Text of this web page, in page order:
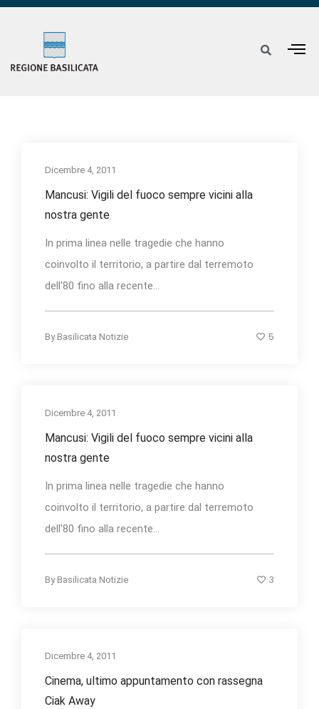
Dicembre 4, 2011
Mancusi: Vigili del fuoco sempre vicini alla
nostra gente
In prima linea nelle tragedie che hanno
coinvolto il territorio, a partire dal terremoto
dell'80 fino alla recente...
By Basilicata Notizie 5
Dicembre 4, 2011
Mancusi: Vigili del fuoco sempre vicini alla
nostra gente
In prima linea nelle tragedie che hanno
coinvolto il territorio, a partire dal terremoto
dell'80 fino alla recente...
By Basilicata Notizie 3
Dicembre 4, 2011
Cinema, ultimo appuntamento con rassegna
Ciak Away